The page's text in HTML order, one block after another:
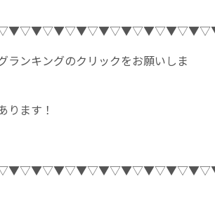
ランキングのクリックをお願いしま
ります！